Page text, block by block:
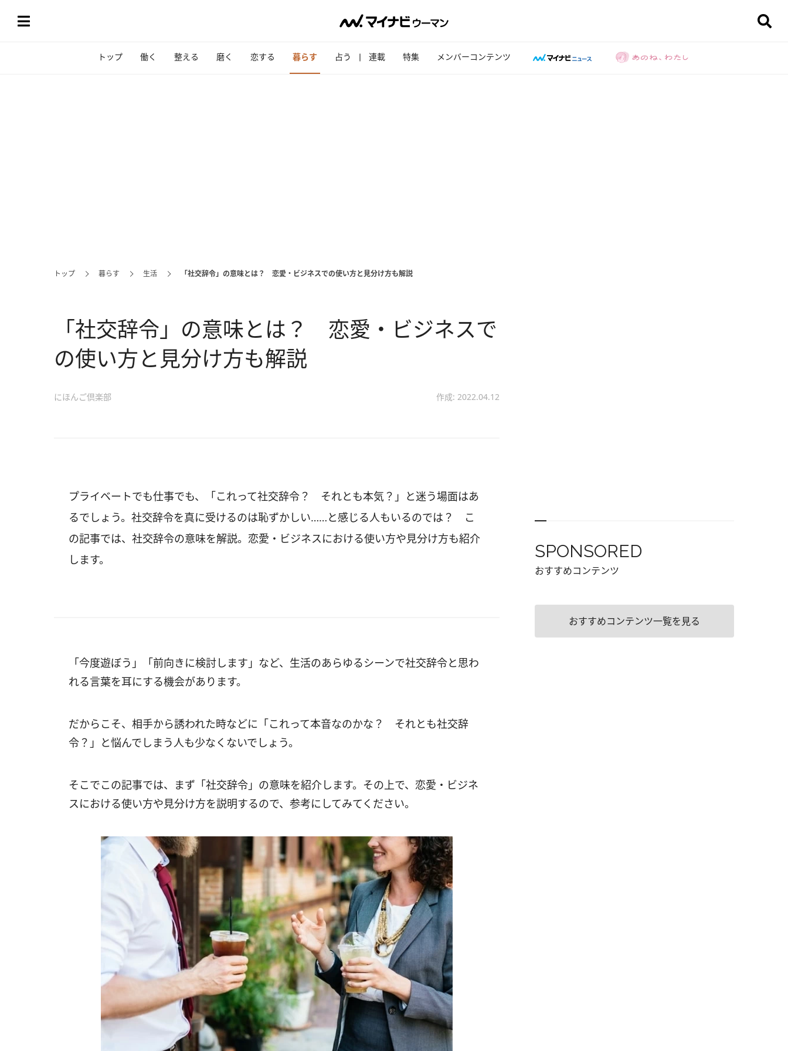
トップ 働く 整える 磨く 恋する 暮らす 占う 連載 特集 メンバーコンテンツ
トップ 暮らす 生活 「社交辞令」の意味とは？ 恋愛・ビジネスでの使い方と見分け方も解説
「社交辞令」の意味とは？ 恋愛・ビジネスで
の使い方と見分け方も解説
にほんご倶楽部 作成: 2022.04.12
プライベートでも仕事でも、「これって社交辞令？ それとも本気？」と迷う場面はあ
るでしょう。社交辞令を真に受けるのは恥ずかしい……と感じる人もいるのでは？ こ
の記事では、社交辞令の意味を解説。恋愛・ビジネスにおける使い方や見分け方も紹介
します。
「今度遊ぼう」「前向きに検討します」など、生活のあらゆるシーンで社交辞令と思わ
れる言葉を耳にする機会があります。
だからこそ、相手から誘われた時などに「これって本音なのかな？ それとも社交辞
令？」と悩んでしまう人も少なくないでしょう。
そこでこの記事では、まず「社交辞令」の意味を紹介します。その上で、恋愛・ビジネ
スにおける使い方や見分け方を説明するので、参考にしてみてください。
SPONSORED
おすすめコンテンツ
おすすめコンテンツ一覧を見る